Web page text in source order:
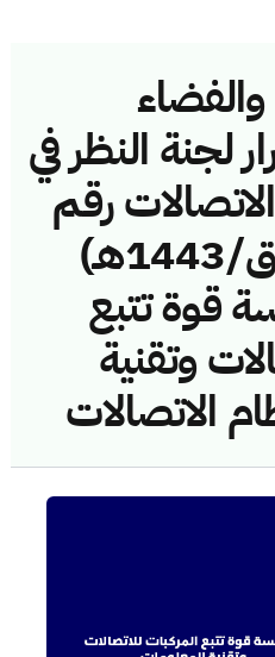
لجنة النظر في
رقم
(42748721/ق/1443هـ)
قوة تتبع
وتقنية
الاتصالات